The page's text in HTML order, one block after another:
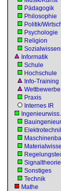
Pädagogik
Philosophie
Politik/
Psychologie
Religion
Informatik
Schule
Hochschule
Info-Training
Wettbewerbe
Praxis
Internes IR
Ingenieurwiss.
Signaltheorie
Sonstiges
Technik
Mathe